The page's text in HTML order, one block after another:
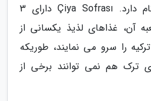
رستوران Çiya Sofrası نام دارد. Çiya Sofrası دارای 3
که هر 3 شعبه آن، غذاهای لذیذ یکسانی از
را سرو می نمایند، طوریکه
هم نمی توانند برخی از